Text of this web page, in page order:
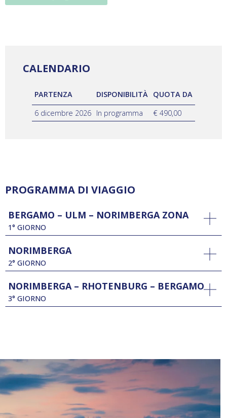
CALENDARIO
PARTENZA DISPONIBILITÀ
QUOTA DA
6 dicembre 2026 In programma € 490,00
PROGRAMMA DI VIAGGIO
BERGAMO – ULM – NORIMBERGA ZONA
1° GIORNO
NORIMBERGA
2° GIORNO
NORIMBERGA – RHOTENBURG – BERGAMO
3° GIORNO